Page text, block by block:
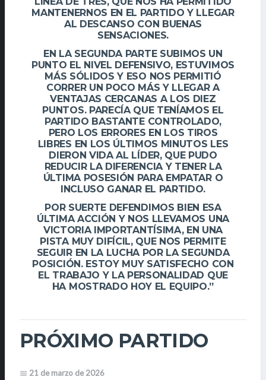
MANTENERNOS EN EL PARTIDO Y LLEGAR
AL DESCANSO CON BUENAS
SENSACIONES.
EN LA SEGUNDA PARTE SUBIMOS UN
PUNTO EL NIVEL DEFENSIVO, ESTUVIMOS
MÁS SÓLIDOS Y ESO NOS PERMITIÓ
CORRER UN POCO MÁS Y LLEGAR A
VENTAJAS CERCANAS A LOS DIEZ
PUNTOS. PARECÍA QUE TENÍAMOS EL
PARTIDO BASTANTE CONTROLADO,
PERO LOS ERRORES EN LOS TIROS
LIBRES EN LOS ÚLTIMOS MINUTOS LES
DIERON VIDA AL LÍDER, QUE PUDO
REDUCIR LA DIFERENCIA Y TENER LA
ÚLTIMA POSESIÓN PARA EMPATAR O
INCLUSO GANAR EL PARTIDO.
POR SUERTE DEFENDIMOS BIEN ESA
ÚLTIMA ACCIÓN Y NOS LLEVAMOS UNA
VICTORIA IMPORTANTÍSIMA, EN UNA
PISTA MUY DIFÍCIL, QUE NOS PERMITE
SEGUIR EN LA LUCHA POR LA SEGUNDA
POSICIÓN. ESTOY MUY SATISFECHO CON
EL TRABAJO Y LA PERSONALIDAD QUE
HA MOSTRADO HOY EL EQUIPO.”
PRÓXIMO PARTIDO
📅 21 de marzo de 2026